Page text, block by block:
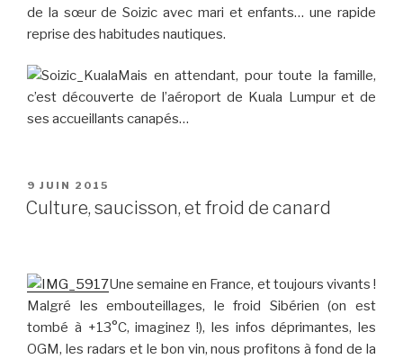
de la sœur de Soizic avec mari et enfants… une rapide
reprise des habitudes nautiques.
Mais en attendant, pour toute la famille,
c’est découverte de l’aéroport de Kuala Lumpur et de
ses accueillants canapés…
PUBLIÉ
LE
9 JUIN 2015
Culture, saucisson, et froid de canard
Une semaine en France, et toujours vivants !
Malgré les embouteillages, le froid Sibérien (on est
tombé à +13°C, imaginez !), les infos déprimantes, les
OGM, les radars et le bon vin, nous profitons à fond de la